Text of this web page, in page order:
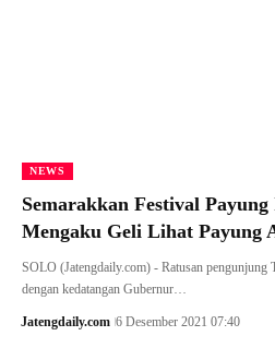
NEWS
Semarakkan Festival
Mengaku Geli Lihat Payung
SOLO (Jatengdaily.com) - Ratusan pengunjung
dengan kedatangan Gubernur…
Jatengdaily.com 6 Desember 2021 07:40